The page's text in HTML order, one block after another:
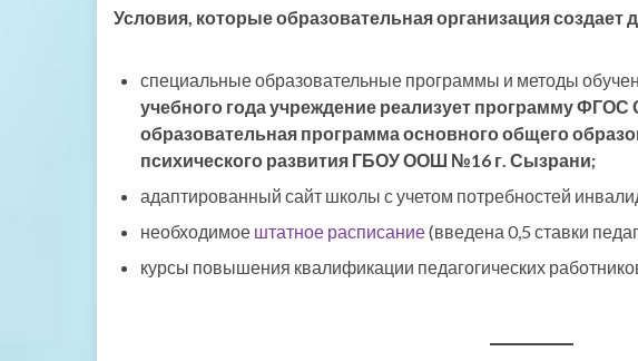
Условия, которые образовательная организация
специальные образовательные программы и методы
учебного года учреждение реализует программу
образовательная программа основного общего
психического развития ГБОУ ООШ №16 г. Сызрани;
адаптированный сайт школы с учетом потребностей
необходимое штатное расписание(введена 0,5 ставки
курсы повышения квалификации педагогических